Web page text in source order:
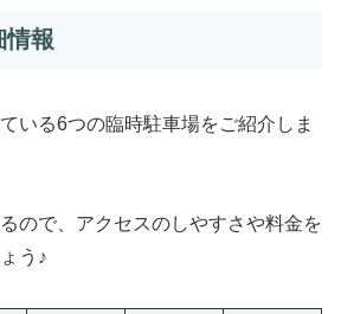
情報
いる6つの臨時駐車場をご紹介しま
ので、アクセスのしやすさや料金を
う♪